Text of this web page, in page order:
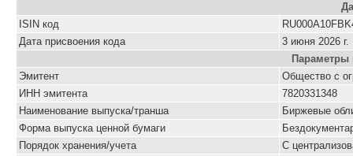
ISIN код
Дата присвоения кода
3 июня 2026 г.
Параметры
Эмитент
Общество с
ИНН эмитента
7820331348
Наименование выпуска/транша
Биржевые
Форма выпуска ценной бумаги
Порядок хранения/учета
С